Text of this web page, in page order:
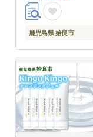
鹿児島県 姶良市